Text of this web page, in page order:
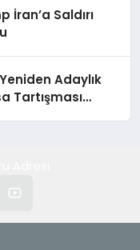
İran’a Saldırı
Adaylık
Tartışması